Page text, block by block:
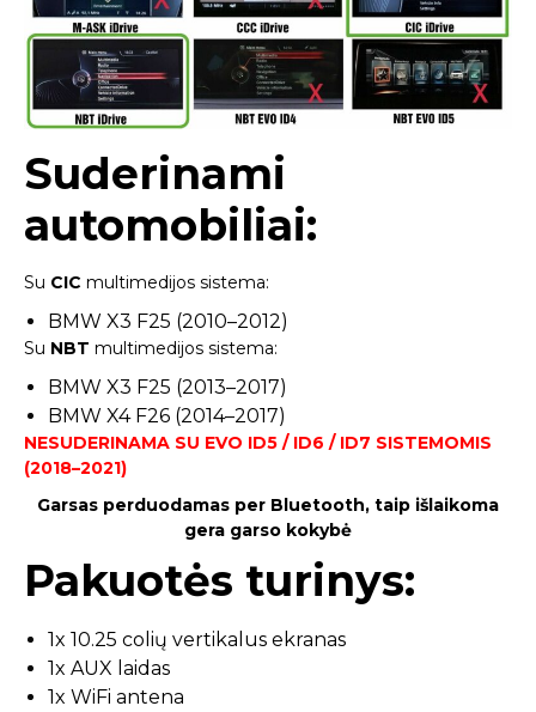
Suderinami
automobiliai:
Su CIC multimedijos sistema:
BMW X3 F25 (2010–2012)
Su NBT multimedijos sistema:
BMW X3 F25 (2013–2017)
BMW X4 F26 (2014–2017)
NESUDERINAMA SU EVO ID5 / ID6 / ID7 SISTEMOMIS
(2018–2021)
Garsas perduodamas per Bluetooth, taip išlaikoma
gera garso kokybė
Pakuotės turinys:
1x 10.25 colių vertikalus ekranas
1x AUX laidas
1x WiFi antena